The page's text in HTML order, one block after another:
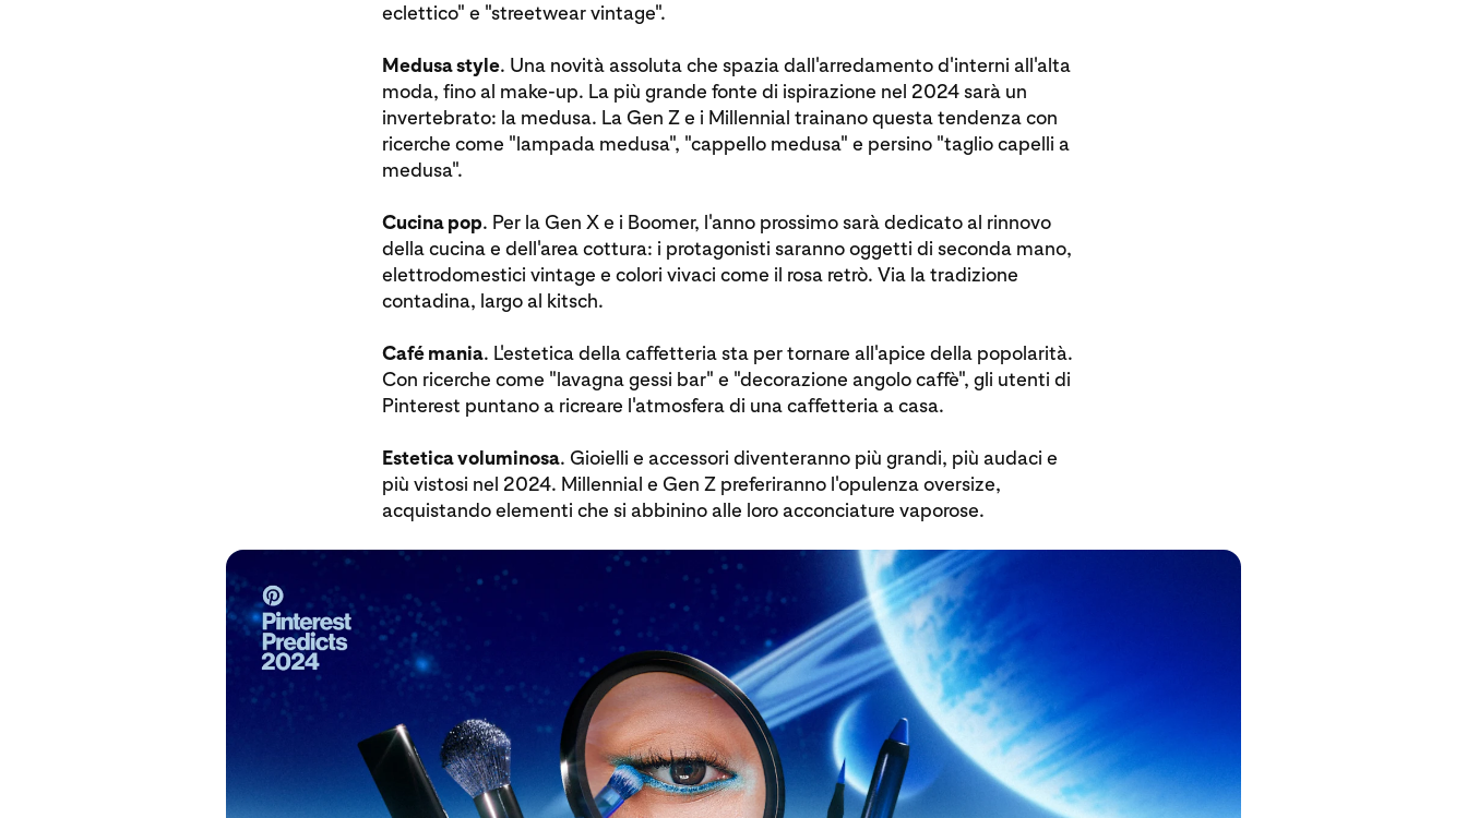
eclettico" e "streetwear vintage".
Medusa style. Una novità assoluta che spazia dall'arredamento d'interni all'alta
moda, fino al make-up. La più grande fonte di ispirazione nel 2024 sarà un
invertebrato: la medusa. La Gen Z e i Millennial trainano questa tendenza con
ricerche come "lampada medusa", "cappello medusa" e persino "taglio capelli a
medusa".
Cucina pop. Per la Gen X e i Boomer, l'anno prossimo sarà dedicato al rinnovo
della cucina e dell'area cottura: i protagonisti saranno oggetti di seconda mano,
elettrodomestici vintage e colori vivaci come il rosa retrò. Via la tradizione
contadina, largo al kitsch.
Café mania. L'estetica della caffetteria sta per tornare all'apice della popolarità.
Con ricerche come "lavagna gessi bar" e "decorazione angolo caffè", gli utenti di
Pinterest puntano a ricreare l'atmosfera di una caffetteria a casa.
Estetica voluminosa. Gioielli e accessori diventeranno più grandi, più audaci e
più vistosi nel 2024. Millennial e Gen Z preferiranno l'opulenza oversize,
acquistando elementi che si abbinino alle loro acconciature vaporose.